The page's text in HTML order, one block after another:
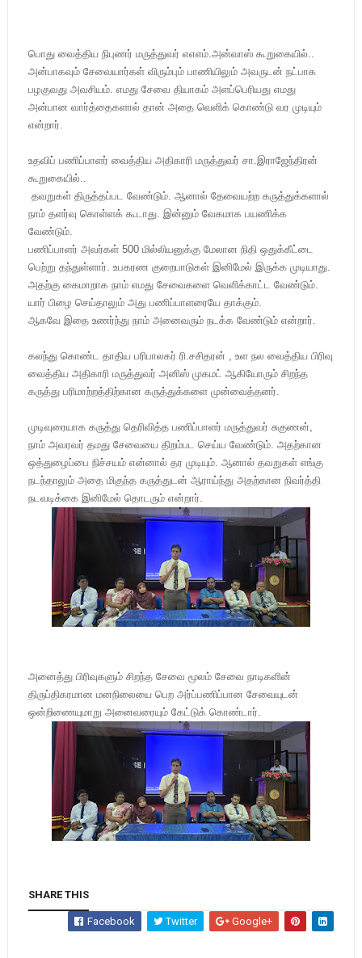
பொது வைத்திய நிபுணர் மருத்துவர் எஎஎம்.அன்வாஸ் கூறுகையில்..
அன்பாகவும் சேவையார்கள் விரும்பும் பாணியிலும் அவருடன் நட்பாக
பழகுவது அவசியம். எமது சேவை தியாகம் அளப்பெரியது எமது
அன்பான வார்த்தைகளால் தான் அதை வெளிக் கொண்டு வர முடியும்
என்றார்.
உதவிப் பணிப்பாளர் வைத்திய அதிகாரி மருத்துவர் சா.இராஜேந்திரன்
கூறுகையில்..
தவறுகள் திருத்தப்பட வேண்டும். ஆனால் தேவையற்ற கருத்துக்களால்
நாம் தளர்வு கொள்ளக் கூடாது. இன்னும் வேகமாக பயணிக்க
வேண்டும்.
பணிப்பாளர் அவர்கள் 500 மில்லியனுக்கு மேலான நிதி ஒதுக்கீட்டை
பெற்று தந்துள்ளார். உபகரண குறைபாடுகள் இனிமேல் இருக்க முடியாது.
அதற்கு கைமாறாக நாம் எமது சேவைகளை வெளிக்காட்ட வேண்டும்.
யார் பிழை செய்தாலும் அது பணிப்பாளரையே தாக்கும்.
ஆகவே இதை உணர்ந்து நாம் அனைவரும் நடக்க வேண்டும் என்றார்.
கலந்து கொண்ட தாதிய பரிபாலகர் ரி.சசிதரன் , உள நல வைத்திய பிரிவு
வைத்திய அதிகாரி மருத்துவர் அனிஸ் முகமட் ஆகியோரும் சிறந்த
கருத்து பரிமாற்றத்திற்கான கருத்துக்களை முன்வைத்தனர்.
முடிவுரையாக கருத்து தெரிவித்த பணிப்பாளர் மருத்துவர் சுகுணன்,
நாம் அவரவர் தமது சேவையை திறம்பட செய்ய வேண்டும். அதற்கான
ஒத்துழைப்பை நிச்சயம் என்னால் தர முடியும். ஆனால் தவறுகள் எங்கு
நடந்தாலும் அதை மிகுந்த கருத்துடன் ஆராய்ந்து அதற்கான நிவர்த்தி
நடவடிக்கை இனிமேல் தொடரும் என்றார்.
அனைத்து பிரிவுகளும் சிறந்த சேவை மூலம் சேவை நாடிகளின்
திருப்திகரமான மனநிலையை பெற அர்ப்பணிப்பான சேவையுடன்
ஒன்றிணையுமாறு அனைவரையும் கேட்டுக் கொண்டார்.
SHARE THIS
Facebook Twitter Google+